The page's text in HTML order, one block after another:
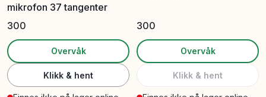
mikrofon 37 tangenter
300
Overvåk
Klikk & hent
300
Overvåk
Klikk & hent